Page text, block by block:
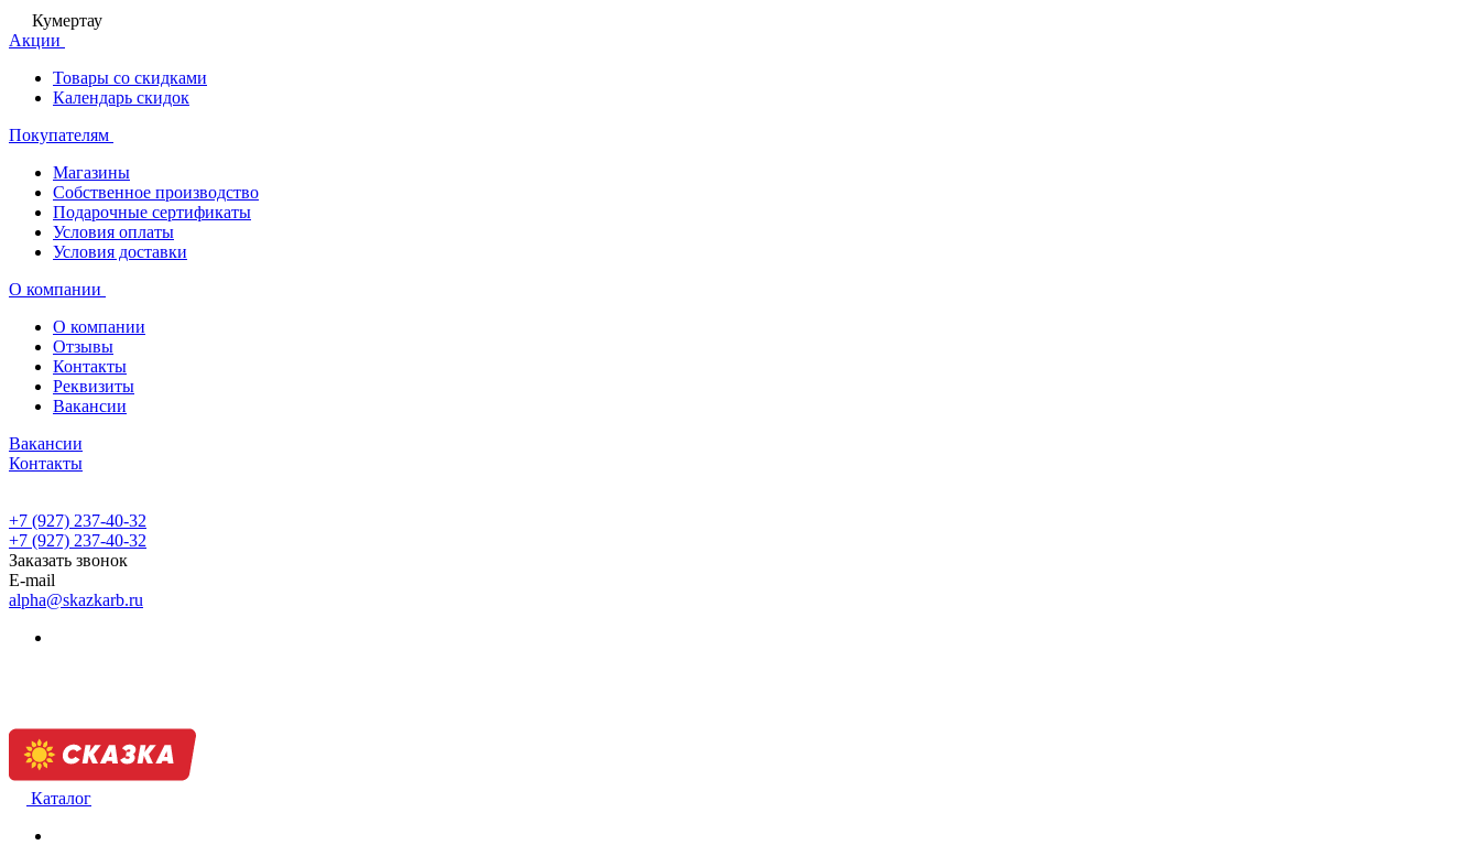
Кумертау
Акции
Товары со скидками
Календарь скидок
Покупателям
Магазины
Собственное производство
Подарочные сертификаты
Условия оплаты
Условия доставки
О компании
О компании
Отзывы
Контакты
Реквизиты
Вакансии
Вакансии
Контакты
+7 (927) 237-40-32
+7 (927) 237-40-32
Заказать звонок
E-mail
alpha@skazkarb.ru
Каталог